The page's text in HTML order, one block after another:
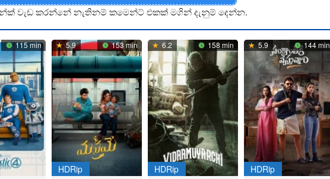
වැඩ කරන්නේ නැතිනම් කමෙන්ට් එකක් මගින් දැනුම් දෙන්න.
115 min 5.9 153 min
HDRip
6.2 158 min
HDRip
5.9 144 min
HDRip